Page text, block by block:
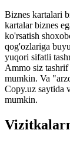
Biznes kartalari
kartalar biznes
ko'rsatish
qog'ozlariga
yuqori sifatli
Ammo siz
mumkin. Va
Copy.uz saytida
mumkin.